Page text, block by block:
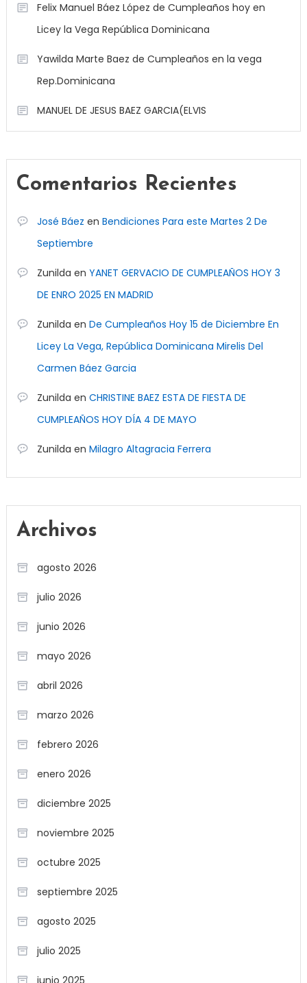
Felix Manuel Báez López de Cumpleaños hoy en
Licey la Vega República Dominicana
Yawilda Marte Baez de Cumpleaños en la vega
Rep.Dominicana
MANUEL DE JESUS BAEZ GARCIA(ELVIS
Comentarios Recientes
José Báez en Bendiciones Para este Martes 2 De
Septiembre
Zunilda en YANET GERVACIO DE CUMPLEAÑOS HOY 3
DE ENRO 2025 EN MADRID
Zunilda en De Cumpleaños Hoy 15 de Diciembre En
Licey La Vega, República Dominicana Mirelis Del
Carmen Báez Garcia
Zunilda en CHRISTINE BAEZ ESTA DE FIESTA DE
CUMPLEAÑOS HOY DÍA 4 DE MAYO
Zunilda en Milagro Altagracia Ferrera
Archivos
agosto 2026
julio 2026
junio 2026
mayo 2026
abril 2026
marzo 2026
febrero 2026
enero 2026
diciembre 2025
noviembre 2025
octubre 2025
septiembre 2025
agosto 2025
julio 2025
junio 2025